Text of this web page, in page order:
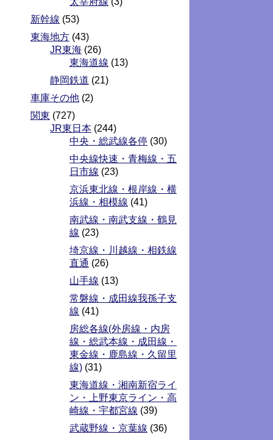
新幹線 (53)
東海地方 (43)
JR東海 (26)
東海道線 (13)
静岡鉄道 (21)
車庫その他 (2)
関東 (727)
JR東日本 (244)
中央・総武線各停 (30)
中央線快速・青梅線・五
日市線 (23)
京浜東北線・根岸線・横
浜線・相模線 (41)
南武線・南武支線・鶴見
線 (23)
埼京線・川越線・相鉄線
直通 (26)
山手線 (13)
常磐線・成田線我孫子支
線 (41)
房総各線(外房線・内房
線・総武本線・成田線・
東金線・鹿島線・久留里
線) (31)
東海道線・湘南新宿ライ
ン・上野東京ライン・高
崎線・宇都宮線 (39)
武蔵野線・京葉線 (36)